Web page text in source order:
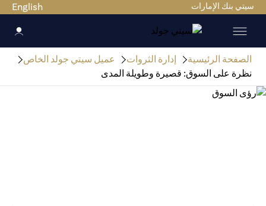
سيتي بنك الإمارات English
الصفحة الرئيسية إدارة الثروات
عميل سيتي جولد الخاص
نظرة على السوق: قصيرة وطويلة المدى